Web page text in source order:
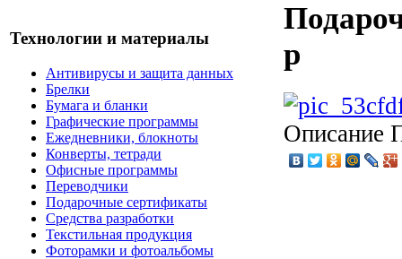
Технологии и материалы
Антивирусы и защита данных
Брелки
Бумага и бланки
Графические программы
Ежедневники, блокноты
Конверты, тетради
Офисные программы
Переводчики
Подарочные сертификаты
Средства разработки
Текстильная продукция
Фоторамки и фотоальбомы
р
Описание